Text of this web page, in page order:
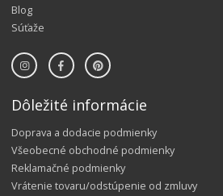
Blog
Súťaže
Dôležité informácie
Doprava a dodacie podmienky
Všeobecné obchodné podmienky
Reklamačné podmienky
Vrátenie tovaru/odstúpenie od zmluvy